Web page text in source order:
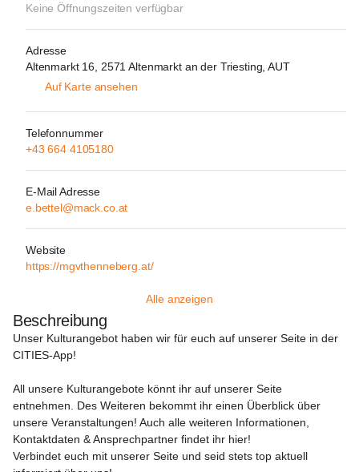
Keine Öffnungszeiten verfügbar
Adresse
Altenmarkt 16, 2571 Altenmarkt an der Triesting, AUT
Auf Karte ansehen
Telefonnummer
+43 664 4105180
E-Mail Adresse
e.bettel@mack.co.at
Website
https://mgvthenneberg.at/
Alle anzeigen
Beschreibung
Unser Kulturangebot haben wir für euch auf unserer Seite in der
CITIES-App!
All unsere Kulturangebote könnt ihr auf unserer Seite
entnehmen. Des Weiteren bekommt ihr einen Überblick über
unsere Veranstaltungen! Auch alle weiteren Informationen,
Kontaktdaten & Ansprechpartner findet ihr hier!
Verbindet euch mit unserer Seite und seid stets top aktuell